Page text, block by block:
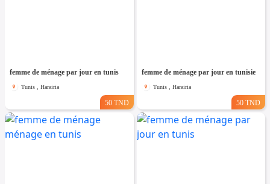
femme de ménage par jour en tunis
Tunis , Harairia
50 TND
femme de ménage par jour en tunisie
Tunis , Harairia
50 TND